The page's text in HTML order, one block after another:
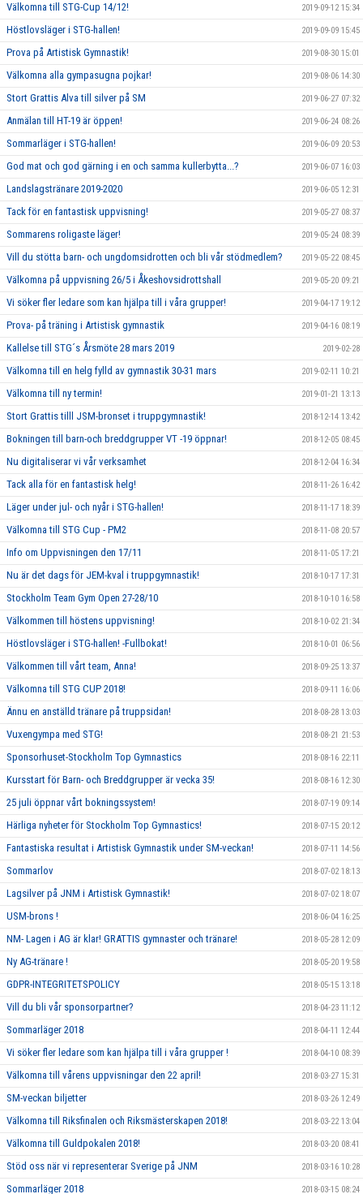
Välkomna till STG-Cup 14/12! 2019-09-12 15:34
Höstlovsläger i STG-hallen! 2019-09-09 15:45
Prova på Artistisk Gymnastik! 2019-08-30 15:01
Välkomna alla gympasugna pojkar! 2019-08-06 14:30
Stort Grattis Alva till silver på SM 2019-06-27 07:32
Anmälan till HT-19 är öppen! 2019-06-24 08:26
Sommarläger i STG-hallen! 2019-06-09 20:53
God mat och god gärning i en och samma kullerbytta...? 2019-06-07 16:03
Landslagstränare 2019-2020 2019-06-05 12:31
Tack för en fantastisk uppvisning! 2019-05-27 08:37
Sommarens roligaste läger! 2019-05-24 08:39
Vill du stötta barn- och ungdomsidrotten och bli vår stödmedlem? 2019-05-22 08:45
Välkomna på uppvisning 26/5 i Åkeshovsidrottshall 2019-05-20 09:21
Vi söker fler ledare som kan hjälpa till i våra grupper! 2019-04-17 19:12
Prova- på träning i Artistisk gymnastik 2019-04-16 08:19
Kallelse till STG´s Årsmöte 28 mars 2019 2019-02-28
Välkomna till en helg fylld av gymnastik 30-31 mars 2019-02-11 10:21
Välkomna till ny termin! 2019-01-21 13:13
Stort Grattis tilll JSM-bronset i truppgymnastik! 2018-12-14 13:42
Bokningen till barn-och breddgrupper VT -19 öppnar! 2018-12-05 08:45
Nu digitaliserar vi vår verksamhet 2018-12-04 16:34
Tack alla för en fantastisk helg! 2018-11-26 16:42
Läger under jul- och nyår i STG-hallen! 2018-11-17 18:39
Välkomna till STG Cup - PM2 2018-11-08 20:57
Info om Uppvisningen den 17/11 2018-11-05 17:21
Nu är det dags för JEM-kval i truppgymnastik! 2018-10-17 17:31
Stockholm Team Gym Open 27-28/10 2018-10-10 16:58
Välkommen till höstens uppvisning! 2018-10-02 21:34
Höstlovsläger i STG-hallen! -Fullbokat! 2018-10-01 06:56
Välkommen till vårt team, Anna! 2018-09-25 13:37
Välkomna till STG CUP 2018! 2018-09-11 16:06
Ännu en anställd tränare på truppsidan! 2018-08-28 13:03
Vuxengympa med STG! 2018-08-21 21:53
Sponsorhuset-Stockholm Top Gymnastics 2018-08-16 22:11
Kursstart för Barn- och Breddgrupper är vecka 35! 2018-08-16 12:30
25 juli öppnar vårt bokningssystem! 2018-07-19 09:14
Härliga nyheter för Stockholm Top Gymnastics! 2018-07-15 20:12
Fantastiska resultat i Artistisk Gymnastik under SM-veckan! 2018-07-11 14:56
Sommarlov 2018-07-02 18:13
Lagsilver på JNM i Artistisk Gymnastik! 2018-07-02 18:07
USM-brons ! 2018-06-04 16:25
NM- Lagen i AG är klar! GRATTIS gymnaster och tränare! 2018-05-28 12:09
Ny AG-tränare ! 2018-05-20 19:58
GDPR-INTEGRITETSPOLICY 2018-05-15 13:18
Vill du bli vår sponsorpartner? 2018-04-23 11:12
Sommarläger 2018 2018-04-11 12:44
Vi söker fler ledare som kan hjälpa till i våra grupper ! 2018-04-10 08:39
Välkomna till vårens uppvisningar den 22 april! 2018-03-27 15:31
SM-veckan biljetter 2018-03-26 12:49
Välkomna till Riksfinalen och Riksmästerskapen 2018! 2018-03-22 13:04
Välkomna till Guldpokalen 2018! 2018-03-20 08:41
Stöd oss när vi representerar Sverige på JNM 2018-03-16 10:28
Sommarläger 2018 2018-03-15 08:24